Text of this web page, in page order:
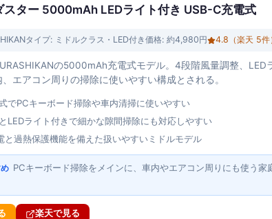
スター 5000mAh LEDライト付き USB-C充電式
タイプ: ミドルクラス・LED付き価格: 約4,980円 4.8 （楽天 5件
の5000mAh充電式モデル。4段階風量調整、LED
エアコン周りの掃除に使いやすい構成とされる。
でPCキーボード掃除や車内清掃に使いやすい
LEDライト付きで細かな隙間掃除にも対応しやすい
と過熱保護機能を備えた扱いやすいミドルモデル
PCキーボード掃除をメインに、車内やエアコン周りにも使う家
楽天で見る